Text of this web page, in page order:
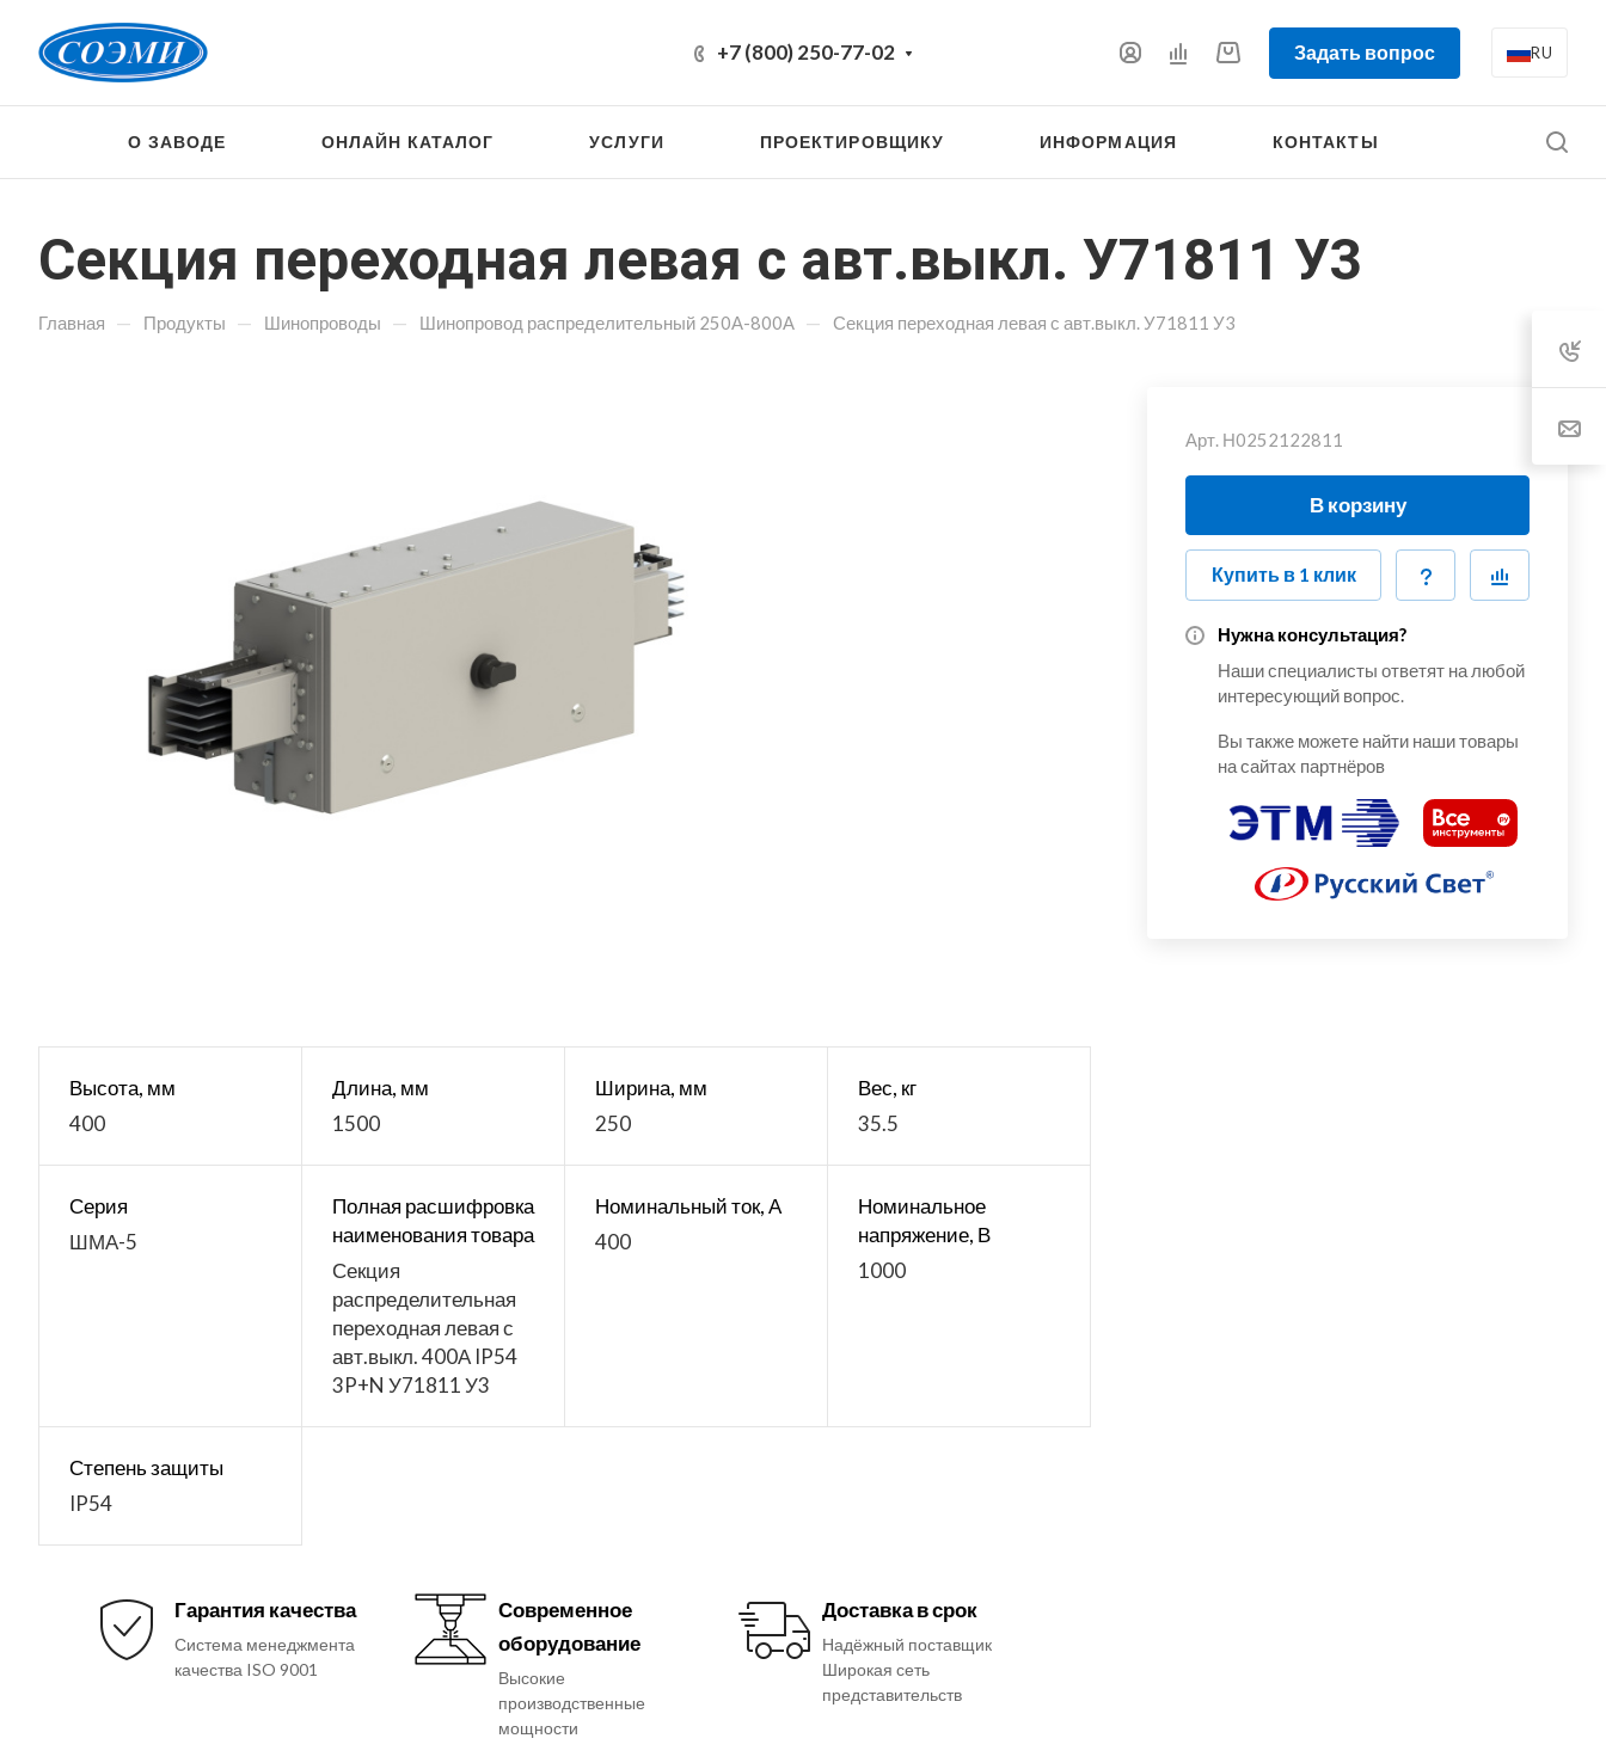
+7 (800) 250-77-02 Задать вопрос RU
О ЗАВОДЕ ОНЛАЙН КАТАЛОГ УСЛУГИ ПРОЕКТИРОВЩИКУ ИНФОРМАЦИЯ КОНТАКТЫ
Секция переходная левая с авт.выкл. У71811 У3
Главная — Продукты — Шинопроводы — Шинопровод распределительный 250А-800А — Секция переходная левая с авт.выкл. У71811 У3
Арт. Н0252122811
В корзину
Купить в 1 клик
Нужна консультация?
Наши специалисты ответят на любой
интересующий вопрос.
Вы также можете найти наши товары
на сайтах партнёров
Высота, мм
400
Длина, мм
1500
Ширина, мм
250
Вес, кг
35.5
Серия
ШМА-5
Полная расшифровка
наименования товара
Секция
распределительная
переходная левая с
авт.выкл. 400А IP54
3P+N У71811 У3
Номинальный ток, А
400
Номинальное
напряжение, В
1000
Степень защиты
IP54
Гарантия качества
Система менеджмента
качества ISO 9001
Современное
оборудование
Высокие
производственные
мощности
Доставка в срок
Надёжный поставщик
Широкая сеть
представительств